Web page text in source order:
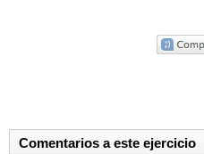
Comentarios a este ejercicio